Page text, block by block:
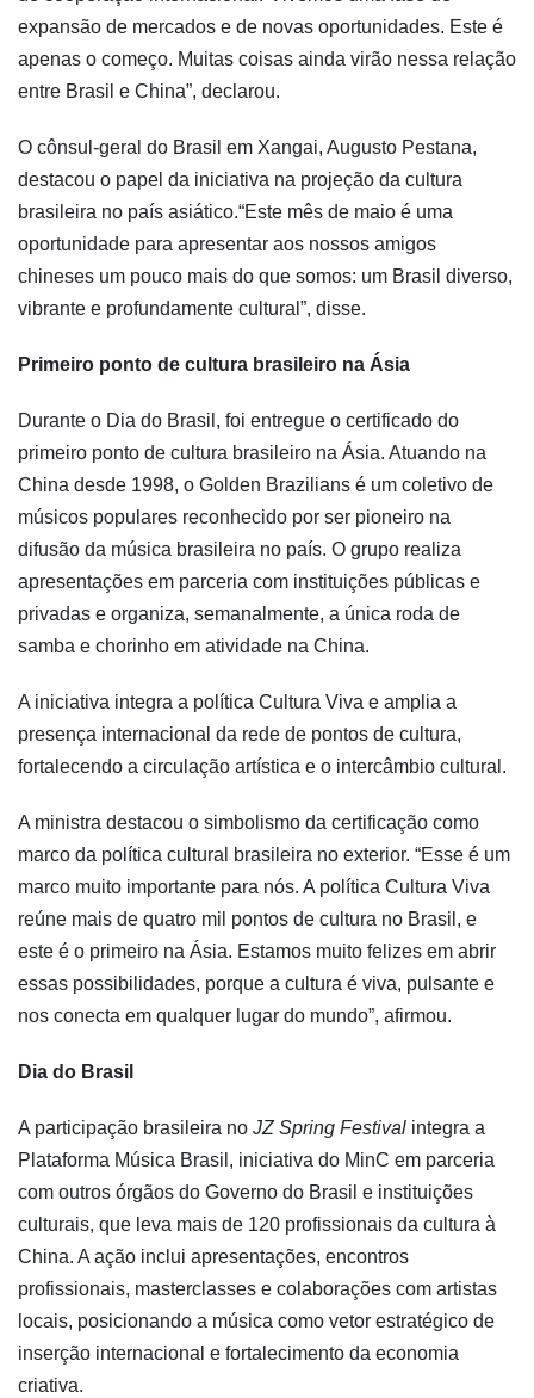
expansão de mercados e de novas oportunidades. Este é
apenas o começo. Muitas coisas ainda virão nessa relação
entre Brasil e China”, declarou.
O cônsul-geral do Brasil em Xangai, Augusto Pestana,
destacou o papel da iniciativa na projeção da cultura
brasileira no país asiático.“Este mês de maio é uma
oportunidade para apresentar aos nossos amigos
chineses um pouco mais do que somos: um Brasil diverso,
vibrante e profundamente cultural”, disse.
Primeiro ponto de cultura brasileiro na Ásia
Durante o Dia do Brasil, foi entregue o certificado do
primeiro ponto de cultura brasileiro na Ásia. Atuando na
China desde 1998, o Golden Brazilians é um coletivo de
músicos populares reconhecido por ser pioneiro na
difusão da música brasileira no país. O grupo realiza
apresentações em parceria com instituições públicas e
privadas e organiza, semanalmente, a única roda de
samba e chorinho em atividade na China.
A iniciativa integra a política Cultura Viva e amplia a
presença internacional da rede de pontos de cultura,
fortalecendo a circulação artística e o intercâmbio cultural.
A ministra destacou o simbolismo da certificação como
marco da política cultural brasileira no exterior. “Esse é um
marco muito importante para nós. A política Cultura Viva
reúne mais de quatro mil pontos de cultura no Brasil, e
este é o primeiro na Ásia. Estamos muito felizes em abrir
essas possibilidades, porque a cultura é viva, pulsante e
nos conecta em qualquer lugar do mundo”, afirmou.
Dia do Brasil
A participação brasileira no JZ Spring Festival integra a
Plataforma Música Brasil, iniciativa do MinC em parceria
com outros órgãos do Governo do Brasil e instituições
culturais, que leva mais de 120 profissionais da cultura à
China. A ação inclui apresentações, encontros
profissionais, masterclasses e colaborações com artistas
locais, posicionando a música como vetor estratégico de
inserção internacional e fortalecimento da economia
criativa.